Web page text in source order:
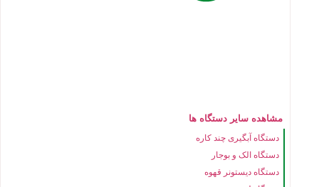
مشاهده سایر دستگاه ها
دستگاه آبگیری چند کاره
دستگاه الک و بوجار
دستگاه دیستونر قهوه